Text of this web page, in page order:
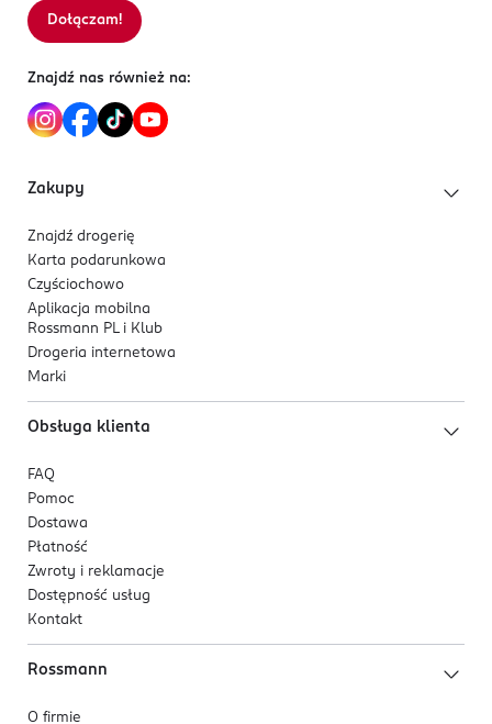
Dołączam!
Znajdź nas również na:
Zakupy
Znajdź drogerię
Karta podarunkowa
Czyściochowo
Aplikacja mobilna
Rossmann PL i Klub
Drogeria internetowa
Marki
Obsługa klienta
FAQ
Pomoc
Dostawa
Płatność
Zwroty i reklamacje
Dostępność usług
Kontakt
Rossmann
O firmie